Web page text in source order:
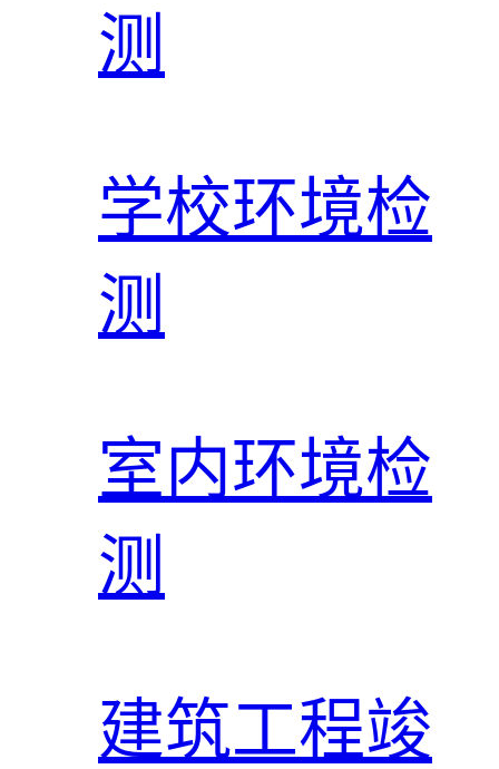
测
学校环境检
测
室内环境检
测
建筑工程竣